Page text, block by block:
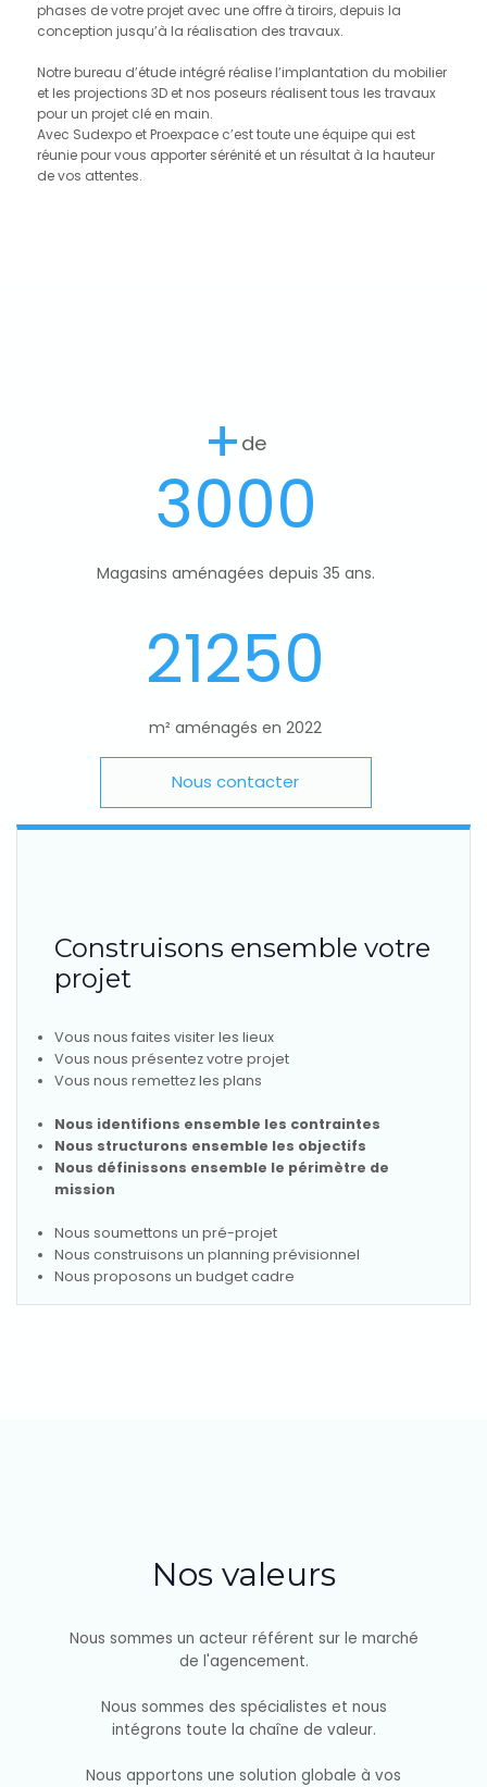
phases de votre projet avec une offre à tiroirs, depuis la
conception jusqu’à la réalisation des travaux.
Notre bureau d’étude intégré réalise l’implantation du mobilier
et les projections 3D et nos poseurs réalisent tous les travaux
pour un projet clé en main.
Avec Sudexpo et Proexpace c’est toute une équipe qui est
réunie pour vous apporter sérénité et un résultat à la hauteur
de vos attentes.
+ de
3000
Magasins aménagées depuis 35 ans.
21250
m² aménagés en 2022
Nous contacter
Construisons ensemble votre
projet
Vous nous faites visiter les lieux
Vous nous présentez votre projet
Vous nous remettez les plans
Nous identifions ensemble les contraintes
Nous structurons ensemble les objectifs
Nous définissons ensemble le périmètre de
mission
Nous soumettons un pré-projet
Nous construisons un planning prévisionnel
Nous proposons un budget cadre
Nos valeurs
Nous sommes un acteur référent sur le marché
de l'agencement.
Nous sommes des spécialistes et nous
intégrons toute la chaîne de valeur.
Nous apportons une solution globale à vos